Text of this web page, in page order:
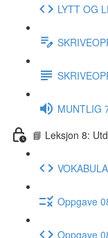
LYTT OG
MUNTLIG
📘 Leksjon 8:
Oppgave
Oppgave